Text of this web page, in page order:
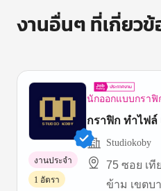
งานอื่นๆ ที่เกี่ยว
นักออกแบบกราฟิ
กราฟิก ทำไฟล์
Studiokoby
75 ซอย เที
ข้าม เขตบ
งานประจำ
1 อัตรา